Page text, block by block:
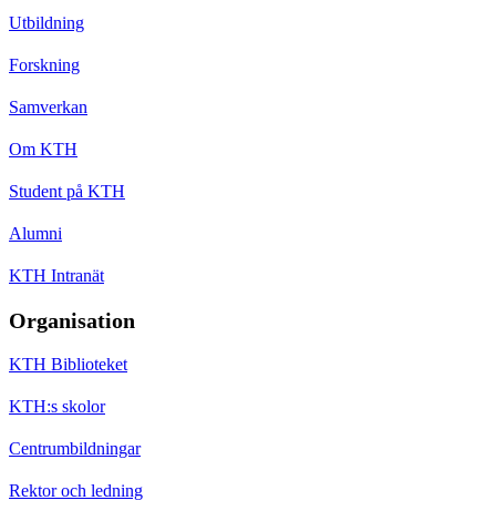
Utbildning
Forskning
Samverkan
Om KTH
Student på KTH
Alumni
KTH Intranät
Organisation
KTH Biblioteket
KTH:s skolor
Centrumbildningar
Rektor och ledning